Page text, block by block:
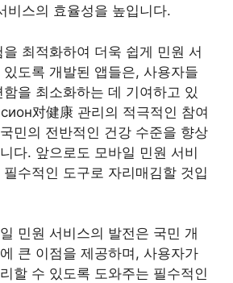
비스의 효율성을 높입니다.
최적화하여 더욱 쉽게 민원 서
도록 개발된 앱들은, 사용자들
을 최소화하는 데 기여하고 있
对健康 관리의 적극적인 참여
민의 전반적인 건강 수준을 향상
다. 앞으로도 모바일 민원 서비
수적인 도구로 자리매김할 것입
민원 서비스의 발전은 국민 개
큰 이점을 제공하며, 사용자가
할 수 있도록 도와주는 필수적인